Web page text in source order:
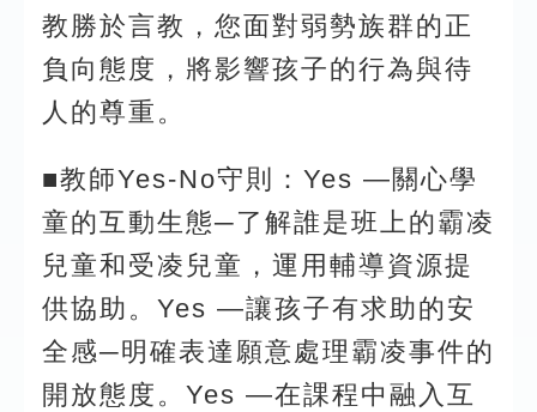
教勝於言教，您面對弱勢族群的正
負向態度，將影響孩子的行為與待
人的尊重。
■教師Yes-No守則：Yes —關心學
童的互動生態─了解誰是班上的霸凌
兒童和受凌兒童，運用輔導資源提
供協助。Yes —讓孩子有求助的安
全感─明確表達願意處理霸凌事件的
開放態度。Yes —在課程中融入互